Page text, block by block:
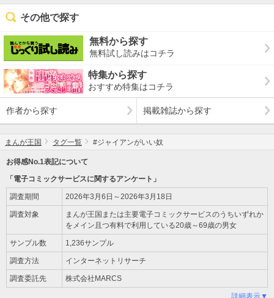
その他で探す
無料から探す
無料試し読みはコチラ
特集から探す
おすすめ特集はコチラ
作者から探す 掲載雑誌から探す
まんが王国 タグ一覧 #ジャイアンがいい奴
お得感No.1表記について
「電子コミックサービスに関するアンケート」
調査期間 2026年3月6日～2026年3月18日
調査対象
まんが王国または主要電子コミックサービスのうちいずれか
をメイン且つ有料で利用している20歳～69歳の男女
サンプル数 1,236サンプル
調査方法 インターネットリサーチ
調査委託先 株式会社MARCS
詳細表示▼